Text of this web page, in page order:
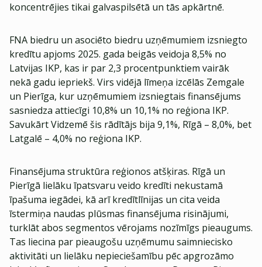
koncentrējies tikai galvaspilsētā un tās apkārtnē.
FNA biedru un asociēto biedru uzņēmumiem izsniegto
kredītu apjoms 2025. gada beigās veidoja 8,5% no
Latvijas IKP, kas ir par 2,3 procentpunktiem vairāk
nekā gadu iepriekš. Virs vidējā līmeņa izcēlās Zemgale
un Pierīga, kur uzņēmumiem izsniegtais finansējums
sasniedza attiecīgi 10,8% un 10,1% no reģiona IKP.
Savukārt Vidzemē šis rādītājs bija 9,1%, Rīgā – 8,0%, bet
Latgalē – 4,0% no reģiona IKP.
Finansējuma struktūra reģionos atšķiras. Rīgā un
Pierīgā lielāku īpatsvaru veido kredīti nekustamā
īpašuma iegādei, kā arī kredītlīnijas un cita veida
īstermiņa naudas plūsmas finansējuma risinājumi,
turklāt abos segmentos vērojams nozīmīgs pieaugums.
Tas liecina par pieaugošu uzņēmumu saimniecisko
aktivitāti un lielāku nepieciešamību pēc apgrozāmo